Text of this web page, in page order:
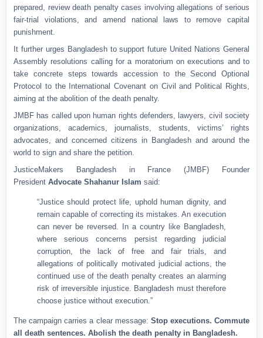
prepared, review death penalty cases involving allegations of serious
fair-trial violations, and amend national laws to remove capital
punishment.
It further urges Bangladesh to support future United Nations General
Assembly resolutions calling for a moratorium on executions and to
take concrete steps towards accession to the Second Optional
Protocol to the International Covenant on Civil and Political Rights,
aiming at the abolition of the death penalty.
JMBF has called upon human rights defenders, lawyers, civil society
organizations, academics, journalists, students, victims’ rights
advocates, and concerned citizens in Bangladesh and around the
world to sign and share the petition.
JusticeMakers Bangladesh in France (JMBF) Founder
President Advocate Shahanur Islam said:
“Justice should protect life, uphold human dignity, and
remain capable of correcting its mistakes. An execution
can never be reversed. In a country like Bangladesh,
where serious concerns persist regarding judicial
corruption, the lack of free and fair trials, and
allegations of politically motivated judicial actions, the
continued use of the death penalty creates an alarming
risk of irreversible injustice. Bangladesh must therefore
choose justice without execution.”
The campaign carries a clear message: Stop executions. Commute
all death sentences. Abolish the death penalty in Bangladesh.